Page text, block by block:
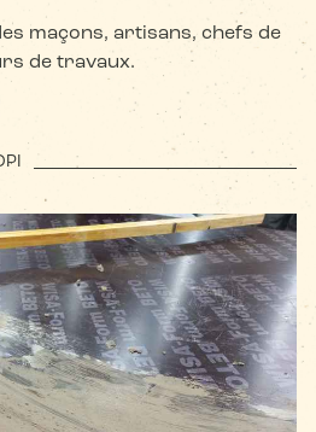
maçons, artisans, chefs de
de travaux.